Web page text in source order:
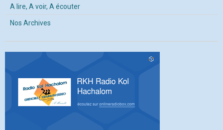
A lire, A voir, A écouter
Nos Archives